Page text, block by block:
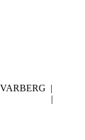
VARBERG |
|